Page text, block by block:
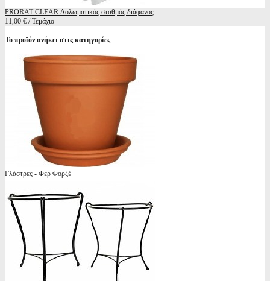
PRORAT CLEAR Δολωματικός σταθμός διάφανος
11,00 € / Τεμάχιο
Το προϊόν ανήκει στις κατηγορίες
Γλάστρες - Φερ Φορζέ